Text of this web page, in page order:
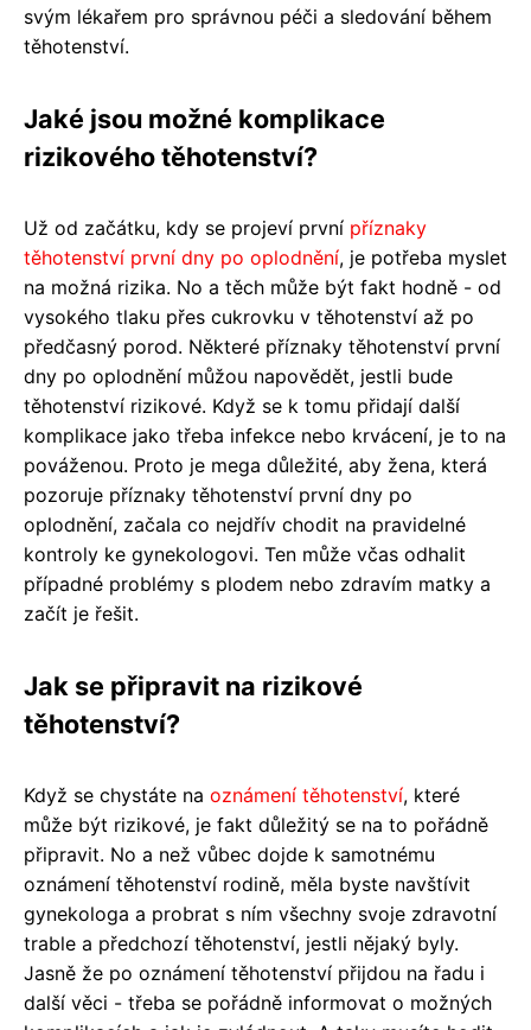
svým lékařem pro správnou péči a sledování během
těhotenství.
Jaké jsou možné komplikace
rizikového těhotenství?
Už od začátku, kdy se projeví první příznaky
těhotenství první dny po oplodnění, je potřeba myslet
na možná rizika. No a těch může být fakt hodně - od
vysokého tlaku přes cukrovku v těhotenství až po
předčasný porod. Některé příznaky těhotenství první
dny po oplodnění můžou napovědět, jestli bude
těhotenství rizikové. Když se k tomu přidají další
komplikace jako třeba infekce nebo krvácení, je to na
pováženou. Proto je mega důležité, aby žena, která
pozoruje příznaky těhotenství první dny po
oplodnění, začala co nejdřív chodit na pravidelné
kontroly ke gynekologovi. Ten může včas odhalit
případné problémy s plodem nebo zdravím matky a
začít je řešit.
Jak se připravit na rizikové
těhotenství?
Když se chystáte na oznámení těhotenství, které
může být rizikové, je fakt důležitý se na to pořádně
připravit. No a než vůbec dojde k samotnému
oznámení těhotenství rodině, měla byste navštívit
gynekologa a probrat s ním všechny svoje zdravotní
trable a předchozí těhotenství, jestli nějaký byly.
Jasně že po oznámení těhotenství přijdou na řadu i
další věci - třeba se pořádně informovat o možných